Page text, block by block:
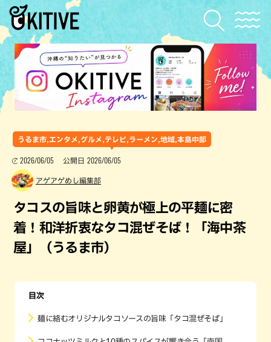
うるま市,エンタメ,グルメ,テレビ,ラーメン,地域,本島中部
2026/06/05 公開日 2026/06/05
アゲアゲめし編集部
タコスの旨味と卵黄が極上の平麺に密
着！和洋折衷なタコ混ぜそば！「海中茶
屋」（うるま市）
目次
麺に絡むオリジナルタコソースの旨味「タコ混ぜそば」